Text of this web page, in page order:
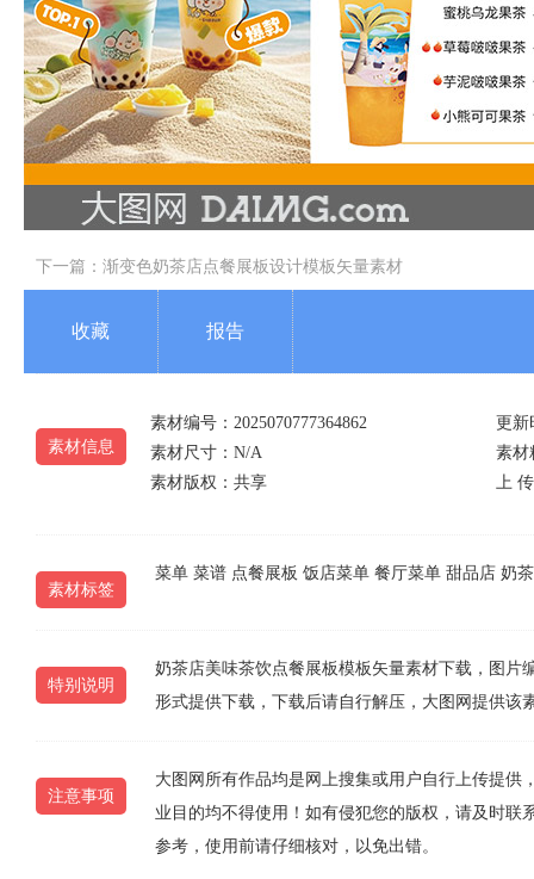
下一篇： 渐变色奶茶店点餐展板设计模板矢量素材
收藏 报告
素材信息
素材编号：2025070777364862
更新
素材尺寸：N/A
素材
素材版权：共享
上
素材标签
菜单 菜谱 点餐展板 饭店菜单 餐厅菜单 甜品店 奶
特别说明
奶茶店美味茶饮点餐展板模板矢量素材下载，图片
形式提供下载，下载后请自行解压，大图网提供该
注意事项
大图网所有作品均是网上搜集或用户自行上传提
业目的均不得使用！如有侵犯您的版权，请及时联
参考，使用前请仔细核对，以免出错。